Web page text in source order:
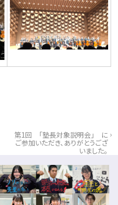
第1回 「塾長対象説明会」 に
ご参加いただき、ありがとうござ
いました。
›